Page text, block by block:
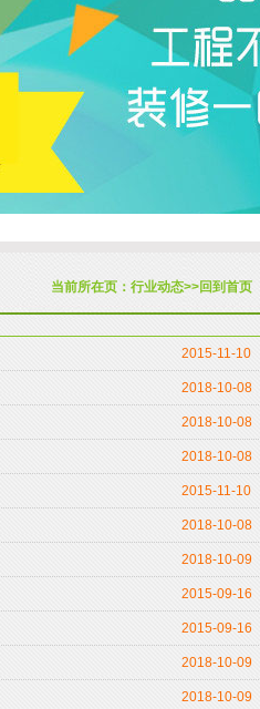
当前所在页：行业动态>>回到首页
2015-11-10
2018-10-08
2018-10-08
2018-10-08
2015-11-10
2018-10-08
2018-10-09
2015-09-16
2015-09-16
2018-10-09
2018-10-09